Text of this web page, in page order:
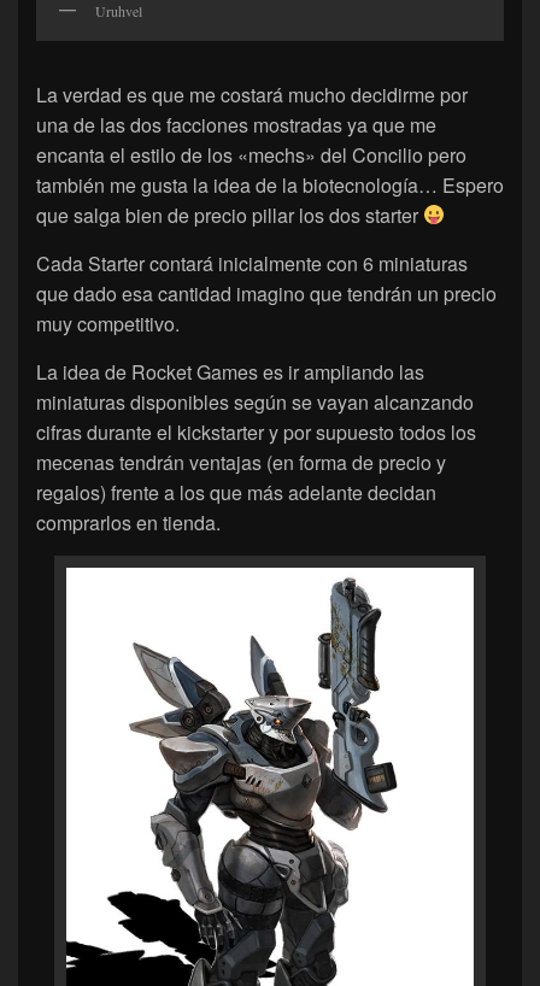
Uruhvel
La verdad es que me costará mucho decidirme por
una de las dos facciones mostradas ya que me
encanta el estilo de los «mechs» del Concilio pero
también me gusta la idea de la biotecnología… Espero
que salga bien de precio pillar los dos starter
Cada Starter contará inicialmente con 6 miniaturas
que dado esa cantidad imagino que tendrán un precio
muy competitivo.
La idea de Rocket Games es ir ampliando las
miniaturas disponibles según se vayan alcanzando
cifras durante el kickstarter y por supuesto todos los
mecenas tendrán ventajas (en forma de precio y
regalos) frente a los que más adelante decidan
comprarlos en tienda.